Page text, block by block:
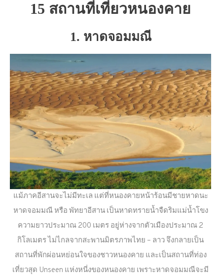
15 สถานที่เที่ยวหนองคาย
1. หาดจอมมณี
แม้ภาคอีสานจะไม่มีทะเล แต่ที่หนองคายหน้าร้อนมีชายหาดนะ
หาดจอมมณี หรือ พัทยาอีสาน เป็นหาดทรายน้ำจืดริมแม่น้ำโขง
ความยาวประมาณ 200 เมตร อยู่ห่างจากตัวเมืองประมาณ 2
กิโลเมตร ไม่ไกลจากสะพานมิตรภาพไทย – ลาว จึงกลายเป็น
สถานที่พักผ่อนหย่อนใจของชาวหนองคาย และเป็นสถานที่ท่อง
เที่ยวสุด Unseen แห่งหนี่งของหนองคาย เพราะหาดจอมมณีจะมี